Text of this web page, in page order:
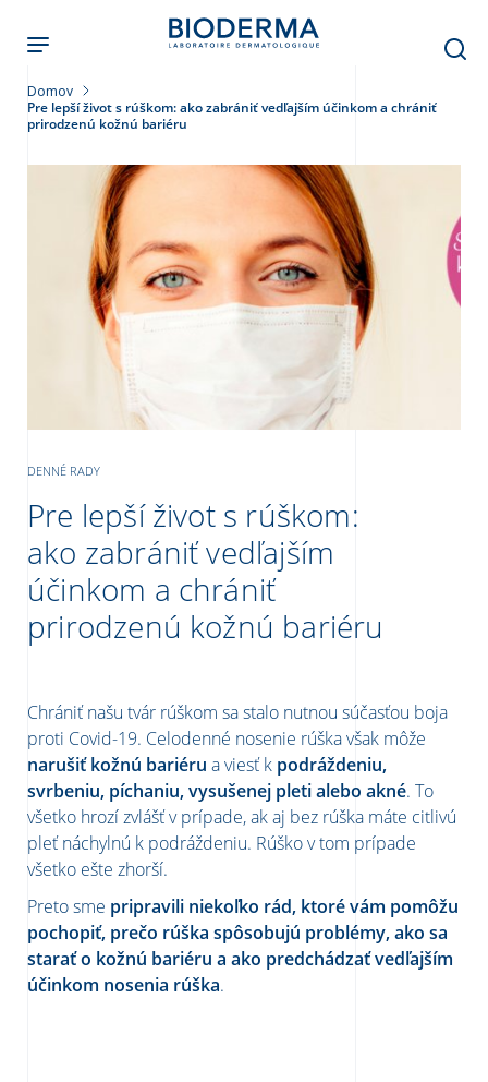
hlavný
obsah
Domov
Pre lepší život s rúškom: ako zabrániť vedľajším účinkom a chrániť
prirodzenú kožnú bariéru
DENNÉ RADY
Pre lepší život s rúškom:
ako zabrániť vedľajším
účinkom a chrániť
prirodzenú kožnú bariéru
Chrániť našu tvár rúškom sa stalo nutnou súčasťou boja
proti Covid-19. Celodenné nosenie rúška však môže
narušiť kožnú bariéru a viesť k podráždeniu,
svrbeniu, píchaniu, vysušenej pleti alebo akné. To
všetko hrozí zvlášť v prípade, ak aj bez rúška máte citlivú
pleť náchylnú k podráždeniu. Rúško v tom prípade
všetko ešte zhorší.
Preto sme pripravili niekoľko rád, ktoré vám pomôžu
pochopiť, prečo rúška spôsobujú problémy, ako sa
starať o kožnú bariéru a ako predchádzať vedľajším
účinkom nosenia rúška.